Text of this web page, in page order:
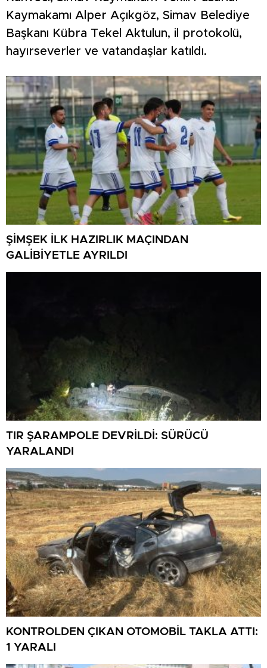
Kaymakamı Alper Açıkgöz, Simav Belediye
Başkanı Kübra Tekel Aktulun, il protokolü,
hayırseverler ve vatandaşlar katıldı.
ŞİMŞEK İLK HAZIRLIK MAÇINDAN
GALİBİYETLE AYRILDI
TIR ŞARAMPOLE DEVRİLDİ: SÜRÜCÜ
YARALANDI
KONTROLDEN ÇIKAN OTOMOBİL TAKLA ATTI:
1 YARALI